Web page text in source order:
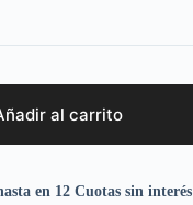
al carrito
en 12 Cuotas sin interés